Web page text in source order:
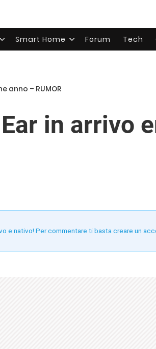
Smart Home Forum Tech
anno – RUMOR
in arrivo
e nativo! Per commentare ti basta creare un